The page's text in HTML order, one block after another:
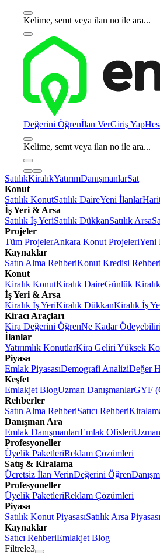
Kelime, semt veya ilan no ile ara...
Değerini Öğrenİlan VerGiriş Yap
Kelime, semt veya ilan no ile ara...
SatılıkKiralıkYatırımDanışmanlarSat
Konut
Satılık KonutSatılık DaireYeni İlanlar
İş Yeri & Arsa
Satılık İş YeriSatılık DükkanSatılık Arsa
Projeler
Tüm ProjelerAnkara Konut ProjeleriYeni
Kaynaklar
Satın Alma RehberiKonut Kredisi Rehberi
Konut
Kiralık KonutKiralık DaireGünlük
İş Yeri & Arsa
Kiralık İş YeriKiralık DükkanKiralık İş
Kiracı Araçları
Kira Değerini ÖğrenNe Kadar
İlanlar
Yatırımlık KonutlarKira Geliri Yüksek
Piyasa
Emlak PiyasasıDemografi AnaliziDeğer
Keşfet
Emlakjet BlogUzman DanışmanlarGYF
Rehberler
Satın Alma RehberiSatıcı Rehberi
Danışman Ara
Emlak DanışmanlarıEmlak Ofisleri
Profesyoneller
Üyelik PaketleriReklam Çözümleri
Satış & Kiralama
Ücretsiz İlan VerinDeğerini Öğren
Profesyoneller
Üyelik PaketleriReklam Çözümleri
Piyasa
Satılık Konut PiyasasıSatılık Arsa Piyasası
Kaynaklar
Satıcı RehberiEmlakjet Blog
Filtrele3